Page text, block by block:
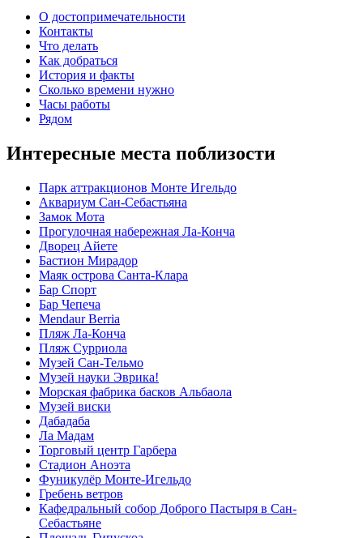
О достопримечательности
Контакты
Что делать
Как добраться
История и факты
Сколько времени нужно
Часы работы
Рядом
Интересные места поблизости
Парк аттракционов Монте Игельдо
Аквариум Сан-Себастьяна
Замок Мота
Прогулочная набережная Ла-Конча
Дворец Айете
Бастион Мирадор
Маяк острова Санта-Клара
Бар Спорт
Бар Чепеча
Mendaur Berria
Пляж Ла-Конча
Пляж Сурриола
Музей Сан-Тельмо
Музей науки Эврика!
Морская фабрика басков Альбаола
Музей виски
Дабадаба
Ла Мадам
Торговый центр Гарбера
Стадион Аноэта
Фуникулёр Монте-Игельдо
Гребень ветров
Кафедральный собор Доброго Пастыря в Сан-
Себастьяне